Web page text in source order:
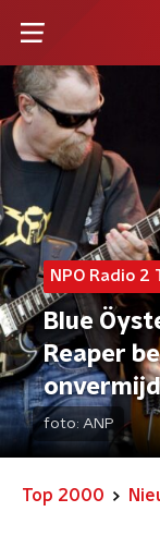
NPO Radio 2
Blue
Reaper
foto: ANP
Top 2000